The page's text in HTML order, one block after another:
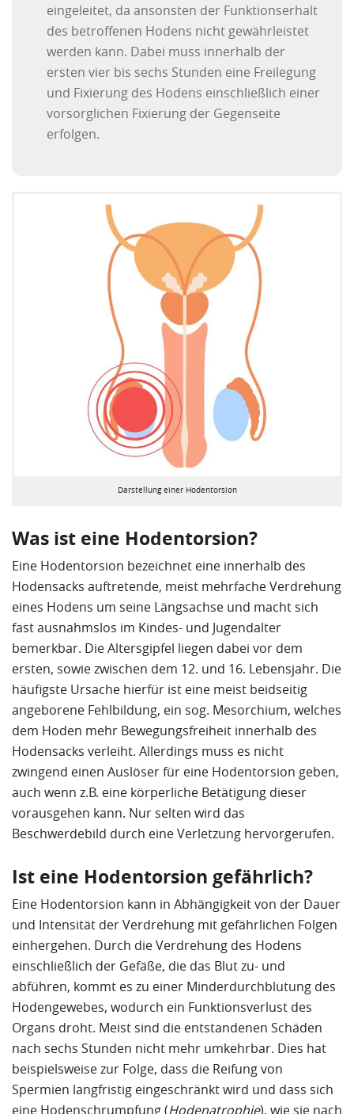
eingeleitet, da ansonsten der Funktionserhalt
des betroffenen Hodens nicht gewährleistet
werden kann. Dabei muss innerhalb der
ersten vier bis sechs Stunden eine Freilegung
und Fixierung des Hodens einschließlich einer
vorsorglichen Fixierung der Gegenseite
erfolgen.
Darstellung einer Hodentorsion
Was ist eine Hodentorsion?
Eine Hodentorsion bezeichnet eine innerhalb des
Hodensacks auftretende, meist mehrfache Verdrehung
eines Hodens um seine Längsachse und macht sich
fast ausnahmslos im Kindes- und Jugendalter
bemerkbar. Die Altersgipfel liegen dabei vor dem
ersten, sowie zwischen dem 12. und 16. Lebensjahr. Die
häufigste Ursache hierfür ist eine meist beidseitig
angeborene Fehlbildung, ein sog. Mesorchium, welches
dem Hoden mehr Bewegungsfreiheit innerhalb des
Hodensacks verleiht. Allerdings muss es nicht
zwingend einen Auslöserfür eine Hodentorsion geben,
auch wenn z.B. eine körperliche Betätigung dieser
vorausgehen kann. Nur selten wird das
Beschwerdebild durch eine Verletzung hervorgerufen.
Ist eine Hodentorsion gefährlich?
Eine Hodentorsion kann in Abhängigkeit von der Dauer
und Intensität der Verdrehung mit gefährlichen Folgen
einhergehen. Durch die Verdrehung des Hodens
einschließlich der Gefäße, die das Blut zu- und
abführen, kommt es zu einer Minderdurchblutung des
Hodengewebes, wodurch ein Funktionsverlust des
Organs droht. Meist sind die entstandenen Schäden
nach sechs Stunden nicht mehr umkehrbar. Dies hat
beispielsweise zur Folge, dass die Reifung von
Spermien langfristig eingeschränkt wird und dass sich
eine Hodenschrumpfung (Hodenatrophie), wie sie nach